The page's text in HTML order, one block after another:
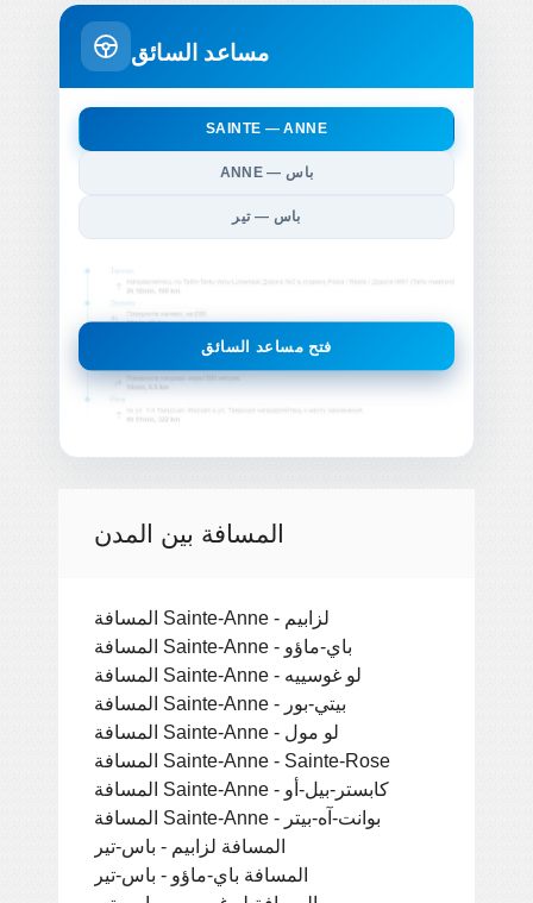
مساعد السائق
SAINTE — ANNE
ANNE — باس
باس — تير
فتح مساعد السائق
المسافة بين المدن
المسافة Sainte-Anne - لزابيم
المسافة Sainte-Anne - باي-ماؤو
المسافة Sainte-Anne - لو غوسييه
المسافة Sainte-Anne - بيتي-بور
المسافة Sainte-Anne - لو مول
المسافة Sainte-Anne - Sainte-Rose
المسافة Sainte-Anne - كابستر-بيل-أو
المسافة Sainte-Anne - بوانت-آه-بيتر
المسافة لزابيم - باس-تير
المسافة باي-ماؤو - باس-تير